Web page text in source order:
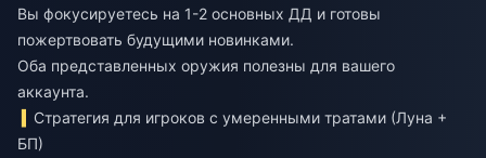
Вы фокусируетесь на 1-2 основных ДД и готовы
пожертвовать будущими новинками.
Оба представленных оружия полезны для вашего
аккаунта.
Стратегия для игроков с умеренными тратами (Луна +
БП)